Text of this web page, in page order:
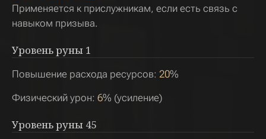
Применяется к прислужникам, если есть связь с
навыком призыва.
Уровень руны 1
Повышение расхода ресурсов: 20%
Физический урон: 6% (усиление)
Уровень руны 45